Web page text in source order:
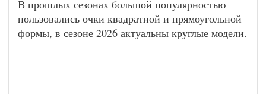
В прошлых сезонах большой популярностью
пользовались очки квадратной и прямоугольной
формы, в сезоне 2026 актуальны круглые модели.